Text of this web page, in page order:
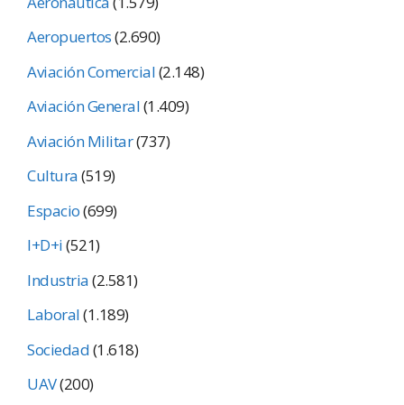
Aeropuertos(2.690)
Aviación Comercial(2.148)
Aviación General(1.409)
Aviación Militar(737)
Cultura(519)
Espacio(699)
I+D+i(521)
Industria(2.581)
Laboral(1.189)
Sociedad(1.618)
UAV(200)